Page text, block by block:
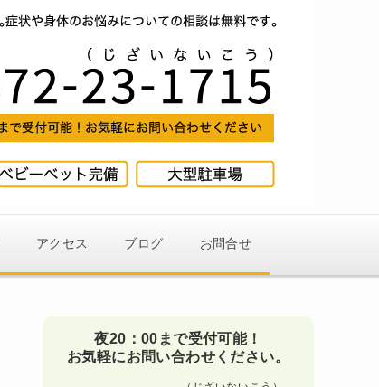
アクセス ブログ お問合せ
夜20：00まで受付可能！
お気軽にお問い合わせください。